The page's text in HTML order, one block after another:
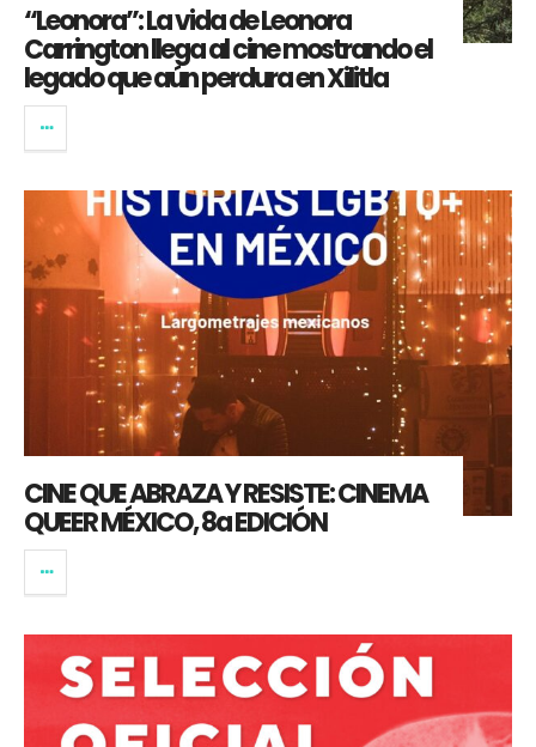
“Leonora”: La vida de Leonora
Carrington llega al cine mostrando el
legado que aún perdura en Xilitla
CINE QUE ABRAZA Y RESISTE: CINEMA
QUEER MÉXICO, 8a EDICIÓN